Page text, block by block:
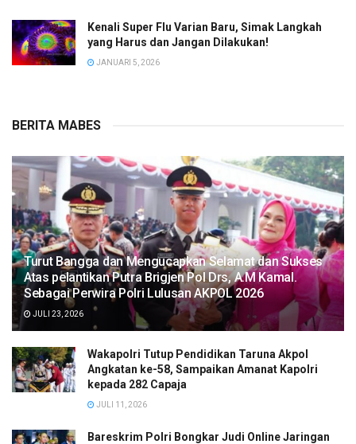
Kenali Super Flu Varian Baru, Simak Langkah
yang Harus dan Jangan Dilakukan!
JANUARI 5, 2026
BERITA MABES
Turut Bangga dan Mengucapkan Selamat dan Sukses
Atas pelantikan Putra Brigjen Pol Drs, A.M Kamal.
Sebagai Perwira Polri Lulusan AKPOL 2026
JULI 23, 2026
Wakapolri Tutup Pendidikan Taruna Akpol
Angkatan ke-58, Sampaikan Amanat Kapolri
kepada 282 Capaja
JULI 11, 2026
Bareskrim Polri Bongkar Judi Online Jaringan